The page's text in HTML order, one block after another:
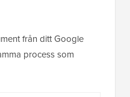
det på din
från ditt Google
process som